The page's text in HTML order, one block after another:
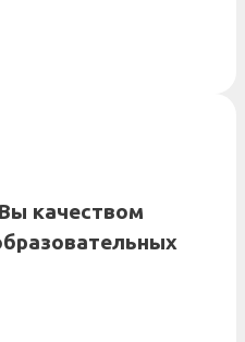
качеством